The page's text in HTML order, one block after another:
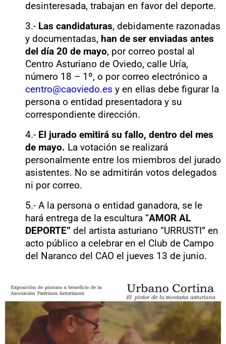
desinteresada, trabajan en favor del deporte.
3.- Las candidaturas, debidamente razonadas
y documentadas, han de ser enviadas antes
del día 20 de mayo, por correo postal al
Centro Asturiano de Oviedo, calle Uría,
número 18 – 1º, o por correo electrónico a
centro@caoviedo.es y en ellas debe figurar la
persona o entidad presentadora y su
correspondiente dirección.
4.- El jurado emitirá su fallo, dentro del mes
de mayo. La votación se realizará
personalmente entre los miembros del jurado
asistentes. No se admitirán votos delegados
ni por correo.
5.- A la persona o entidad ganadora, se le
hará entrega de la escultura “AMOR AL
DEPORTE” del artista asturiano “URRUSTI” en
acto público a celebrar en el Club de Campo
del Naranco del CAO el jueves 13 de junio.